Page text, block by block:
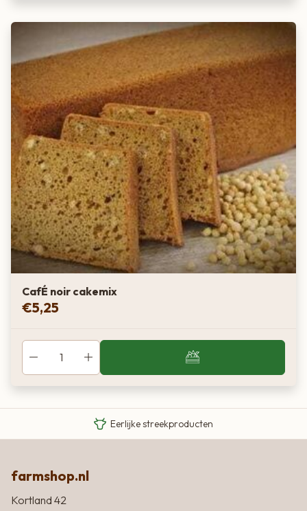
CafÉ noir cakemix
€5,25
Eigen Limousin runderen
Eerlijke streekproducten
farmshop.nl
Kortland 42